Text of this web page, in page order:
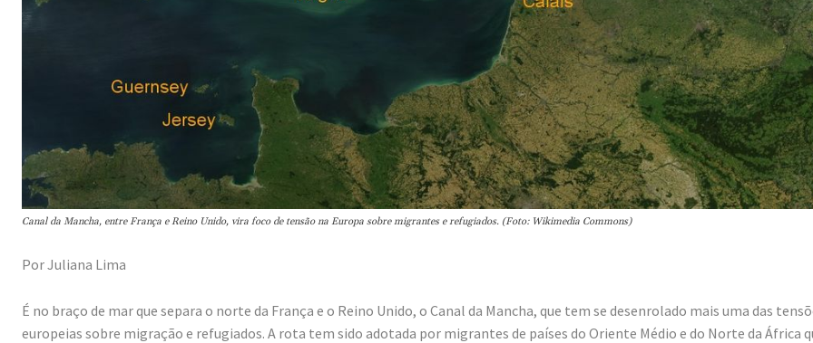
Canal da Mancha, entre França e Reino Unido, vira foco de tensão na Europa sobre migrantes e refugiados. (Foto: Wikimedia Commons)
Por Juliana Lima
É no braço de mar que separa o norte da França e o Reino Unido, o Canal da Mancha, que tem se desenrolado mais uma das
europeias sobre migração e refugiados. A rota tem sido adotada por migrantes de países do Oriente Médio e do Norte da África